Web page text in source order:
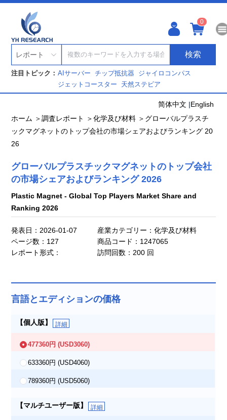
0
レポート 検索
注目トピック： AIサーバーチップ抵抗器 ジャイロコンパス
ジェットコースター 天然ステビア
简体中文 |English
ホーム ＞調査レポート ＞化学及び材料 ＞ グローバルプラスチ
ックマグネットのトップ会社の市場シェアおよびランキング 20
26
グローバルプラスチックマグネットのトップ会社
の市場シェアおよびランキング 2026
Plastic Magnet - Global Top Players Market Share and
Ranking 2026
発表日：2026-01-07
産業カテゴリー：化学及び材料
ページ数：127
商品コード：1247065
レポート形式：
訪問回数：200 回
言語とエディションの価格
【個人版】 詳細
477360円(USD3060)
633360円(USD4060)
789360円(USD5060)
【マルチユーザー版】 詳細